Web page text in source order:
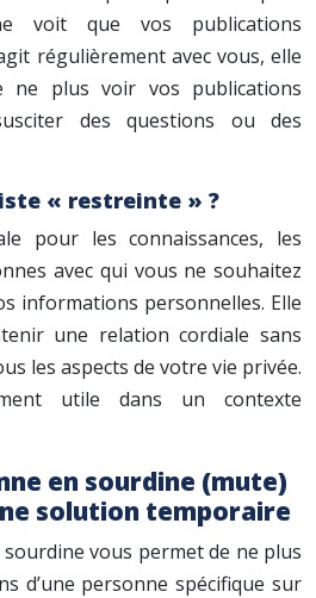
voit que vos publications
régulièrement avec vous, elle
ne plus voir vos publications
des questions ou des
« restreinte » ?
pour les connaissances, les
avec qui vous ne souhaitez
informations personnelles. Elle
une relation cordiale sans
les aspects de votre vie privée.
utile dans un contexte
en sourdine (mute)
solution temporaire
vous permet de ne plus
d’une personne spécifique sur